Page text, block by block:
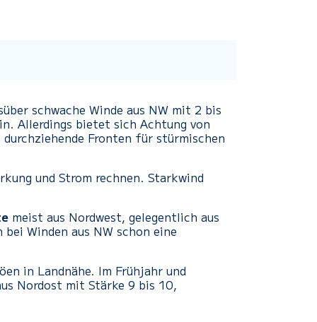
schwache Winde aus NW mit 2 bis
Allerdings bietet sich Achtung von
Fronten für stürmischen
und Strom rechnen. Starkwind
meist aus Nordwest, gelegentlich aus
Winden aus NW schon eine
in Landnähe. Im Frühjahr und
Nordost mit Stärke 9 bis 10,